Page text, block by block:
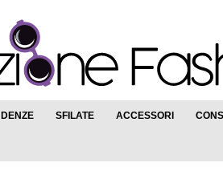
SFILATE ACCESSORI